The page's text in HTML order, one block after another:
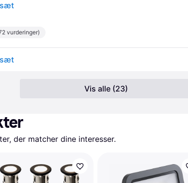
vurderinger)
Vis alle (23)
der matcher dine interesser.